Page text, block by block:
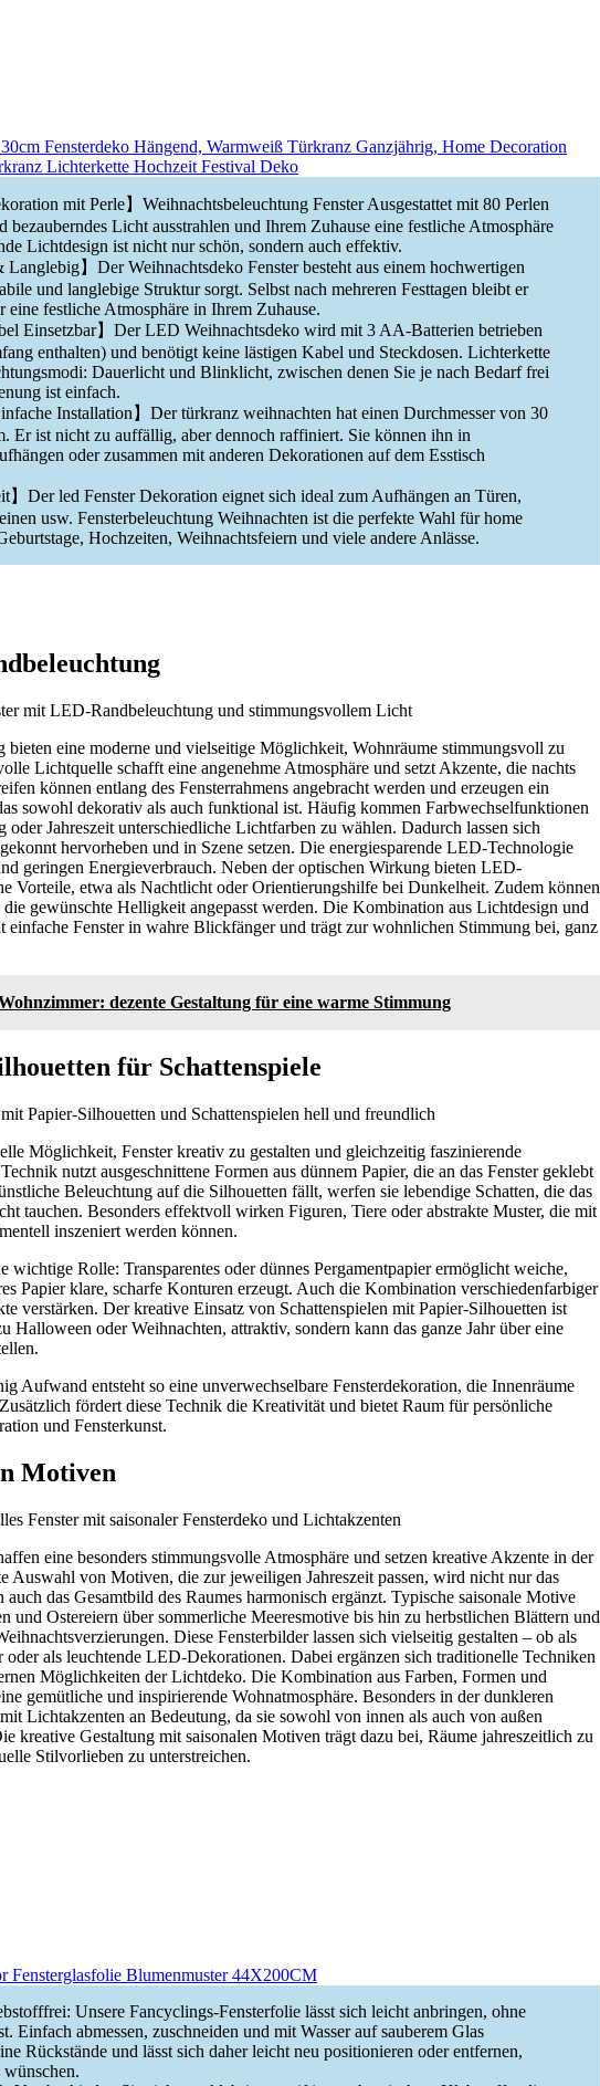
Fensterdeko Hängend, Warmweiß Türkranz Ganzjährig, Home Decoration
Lichterkette Hochzeit Festival Deko
mit Perle】Weihnachtsbeleuchtung Fenster Ausgestattet mit 80 Perlen
bezauberndes Licht ausstrahlen und Ihrem Zuhause eine festliche Atmosphäre
Lichtdesign ist nicht nur schön, sondern auch effektiv.
Langlebig】Der Weihnachtsdeko Fenster besteht aus einem hochwertigen
und langlebige Struktur sorgt. Selbst nach mehreren Festtagen bleibt er
eine festliche Atmosphäre in Ihrem Zuhause.
Einsetzbar】Der LED Weihnachtsdeko wird mit 3 AA-Batterien betrieben
enthalten) und benötigt keine lästigen Kabel und Steckdosen. Lichterkette
Dauerlicht und Blinklicht, zwischen denen Sie je nach Bedarf frei
ist einfach.
Installation】Der türkranz weihnachten hat einen Durchmesser von 30
Er ist nicht zu auffällig, aber dennoch raffiniert. Sie können ihn in
oder zusammen mit anderen Dekorationen auf dem Esstisch
】Der led Fenster Dekoration eignet sich ideal zum Aufhängen an Türen,
usw. Fensterbeleuchtung Weihnachten ist die perfekte Wahl für home
Hochzeiten, Weihnachtsfeiern und viele andere Anlässe.
bieten eine moderne und vielseitige Möglichkeit, Wohnräume stimmungsvoll zu
Lichtquelle schafft eine angenehme Atmosphäre und setzt Akzente, die nachts
können entlang des Fensterrahmens angebracht werden und erzeugen ein
sowohl dekorativ als auch funktional ist. Häufig kommen Farbwechselfunktionen
oder Jahreszeit unterschiedliche Lichtfarben zu wählen. Dadurch lassen sich
hervorheben und in Szene setzen. Die energiesparende LED-Technologie
geringen Energieverbrauch. Neben der optischen Wirkung bieten LED-
Vorteile, etwa als Nachtlicht oder Orientierungshilfe bei Dunkelheit. Zudem können
gewünschte Helligkeit angepasst werden. Die Kombination aus Lichtdesign und
einfache Fenster in wahre Blickfänger und trägt zur wohnlichen Stimmung bei, ganz
dezente Gestaltung für eine warme Stimmung
für Schattenspiele
Möglichkeit, Fenster kreativ zu gestalten und gleichzeitig faszinierende
nutzt ausgeschnittene Formen aus dünnem Papier, die an das Fenster geklebt
Beleuchtung auf die Silhouetten fällt, werfen sie lebendige Schatten, die das
tauchen. Besonders effektvoll wirken Figuren, Tiere oder abstrakte Muster, die mit
inszeniert werden können.
wichtige Rolle: Transparentes oder dünnes Pergamentpapier ermöglicht weiche,
Papier klare, scharfe Konturen erzeugt. Auch die Kombination verschiedenfarbiger
verstärken. Der kreative Einsatz von Schattenspielen mit Papier-Silhouetten ist
Halloween oder Weihnachten, attraktiv, sondern kann das ganze Jahr über eine
Aufwand entsteht so eine unverwechselbare Fensterdekoration, die Innenräume
fördert diese Technik die Kreativität und bietet Raum für persönliche
und Fensterkunst.
Motiven
eine besonders stimmungsvolle Atmosphäre und setzen kreative Akzente in der
Auswahl von Motiven, die zur jeweiligen Jahreszeit passen, wird nicht nur das
auch das Gesamtbild des Raumes harmonisch ergänzt. Typische saisonale Motive
und Ostereiern über sommerliche Meeresmotive bis hin zu herbstlichen Blättern und
Diese Fensterbilder lassen sich vielseitig gestalten – ob als
als leuchtende LED-Dekorationen. Dabei ergänzen sich traditionelle Techniken
Möglichkeiten der Lichtdeko. Die Kombination aus Farben, Formen und
gemütliche und inspirierende Wohnatmosphäre. Besonders in der dunkleren
Lichtakzenten an Bedeutung, da sie sowohl von innen als auch von außen
kreative Gestaltung mit saisonalen Motiven trägt dazu bei, Räume jahreszeitlich zu
Stilvorlieben zu unterstreichen.
Fensterglasfolie Blumenmuster 44X200CM
Unsere Fancyclings-Fensterfolie lässt sich leicht anbringen, ohne
Einfach abmessen, zuschneiden und mit Wasser auf sauberem Glas
Rückstände und lässt sich daher leicht neu positionieren oder entfernen,